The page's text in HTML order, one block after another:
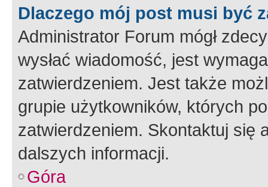
Dlaczego mój post musi być
Administrator Forum mógł
wysłać wiadomość, jest
zatwierdzeniem. Jest także
grupie użytkowników, których
zatwierdzeniem. Skontaktuj się
dalszych informacji.
Góra